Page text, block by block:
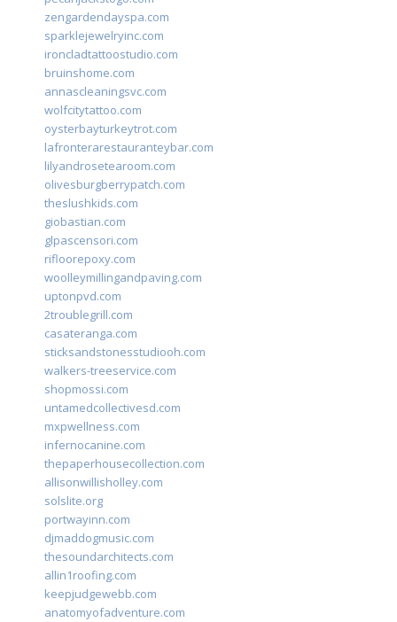
zengardendayspa.com
sparklejewelryinc.com
ironcladtattoostudio.com
bruinshome.com
annascleaningsvc.com
wolfcitytattoo.com
oysterbayturkeytrot.com
lafronterarestauranteybar.com
lilyandrosetearoom.com
olivesburgberrypatch.com
theslushkids.com
giobastian.com
glpascensori.com
rifloorepoxy.com
woolleymillingandpaving.com
uptonpvd.com
2troublegrill.com
casateranga.com
sticksandstonesstudiooh.com
walkers-treeservice.com
shopmossi.com
untamedcollectivesd.com
mxpwellness.com
infernocanine.com
thepaperhousecollection.com
allisonwillisholley.com
solslite.org
portwayinn.com
djmaddogmusic.com
thesoundarchitects.com
allin1roofing.com
keepjudgewebb.com
anatomyofadventure.com